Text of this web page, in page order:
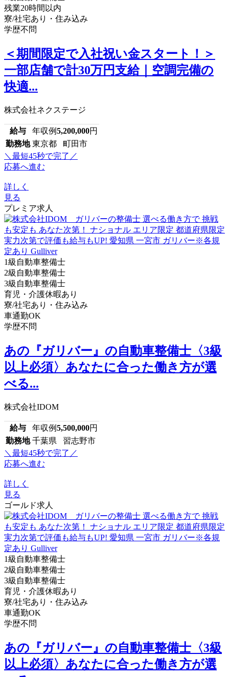
残業20時間以内
寮/社宅あり・住み込み
学歴不問
＜期間限定で入社祝い金スタート！＞
一部店舗で計30万円支給｜空調完備の
快適...
株式会社ネクステージ
給与 年収例5,200,000円
勤務地 東京都 町田市
＼最短45秒で完了／
応募へ進む
詳しく
見る
プレミア求人
1級自動車整備士
2級自動車整備士
3級自動車整備士
育児・介護休暇あり
寮/社宅あり・住み込み
車通勤OK
学歴不問
あの『ガリバー』の自動車整備士〈3級
以上必須〉あなたに合った働き方が選
べる...
株式会社IDOM
給与 年収例5,500,000円
勤務地 千葉県 習志野市
＼最短45秒で完了／
応募へ進む
詳しく
見る
ゴールド求人
1級自動車整備士
2級自動車整備士
3級自動車整備士
育児・介護休暇あり
寮/社宅あり・住み込み
車通勤OK
学歴不問
あの『ガリバー』の自動車整備士〈3級
以上必須〉あなたに合った働き方が選